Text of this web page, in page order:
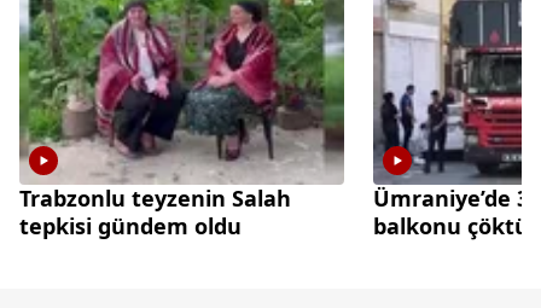
Trabzonlu teyzenin Salah
tepkisi gündem oldu
Ümraniye’de 3
balkonu çöktü